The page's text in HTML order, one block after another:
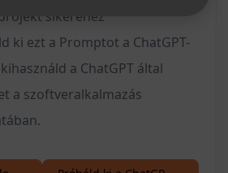
sikeréhez
ki ezt a Promptot a ChatGPT-
a ChatGPT által
a szoftveralkalmazás